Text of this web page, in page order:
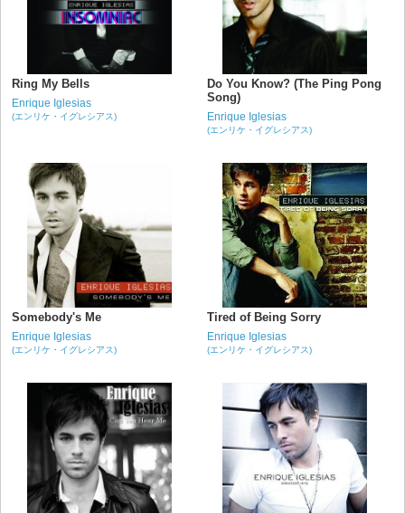
Ring My Bells
Enrique Iglesias
(エンリケ・イグレシアス)
Do You Know? (The Ping Pong
Song)
Enrique Iglesias
(エンリケ・イグレシアス)
Somebody's Me
Enrique Iglesias
(エンリケ・イグレシアス)
Tired of Being Sorry
Enrique Iglesias
(エンリケ・イグレシアス)